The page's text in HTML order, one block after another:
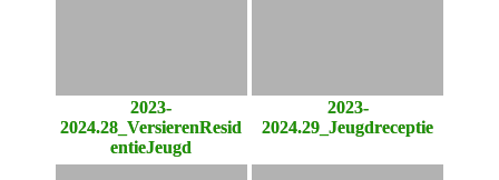
2023-
2024.28_VersierenResid
entieJeugd
2023-
2024.29_Jeugdreceptie